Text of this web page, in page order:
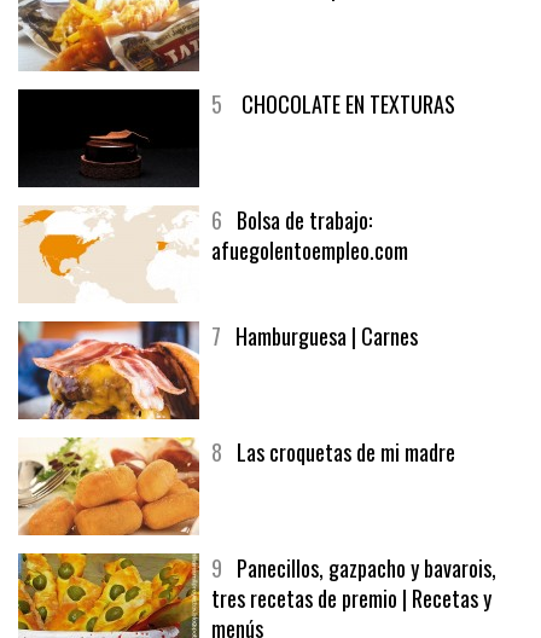
5 CHOCOLATE EN TEXTURAS
6 Bolsa de trabajo:
afuegolentoempleo.com
7 Hamburguesa | Carnes
8 Las croquetas de mi madre
9 Panecillos, gazpacho y bavarois,
tres recetas de premio | Recetas y
menús